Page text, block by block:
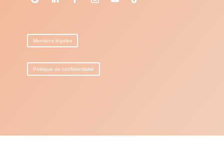
Mentions légales
Politique de confidentialité